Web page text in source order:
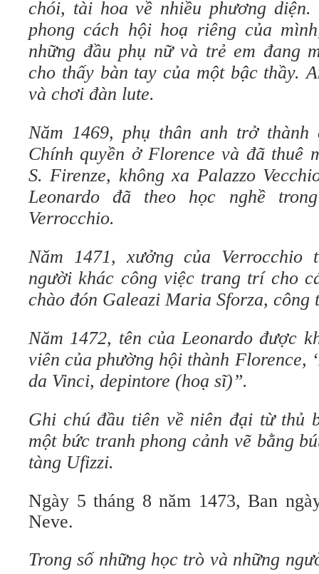
chói, tài hoa về nhiều phương
phong cách hội hoạ riêng của
những đầu phụ nữ và trẻ em đang
cho thấy bàn tay của một bậc thầy.
và chơi đàn lute.
Năm 1469, phụ thân anh trở thành
Chính quyền ở Florence và đã thuê
S. Firenze, không xa Palazzo
Leonardo đã theo học nghề
Verrocchio.
Năm 1471, xưởng của Verrocchio
người khác công việc trang trí cho
chào đón Galeazi Maria Sforza,
Năm 1472, tên của Leonardo được
viên của phường hội thành Florence,
da Vinci, depintore (hoạ sĩ)”.
Ghi chú đầu tiên về niên đại từ thủ
một bức tranh phong cảnh vẽ bằng
tàng Ufizzi.
Ngày 5 tháng 8 năm 1473, Ban
Neve.
Trong số những học trò và những